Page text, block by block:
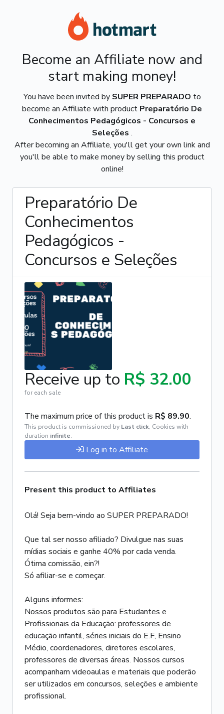
Become an Affiliate now and
start making money!
You have been invited by SUPER PREPARADO to
become an Affiliate with product Preparatório De
Conhecimentos Pedagógicos - Concursos e
Seleções .
After becoming an Affiliate, you'll get your own link and
you'll be able to make money by selling this product
online!
Preparatório De
Conhecimentos
Pedagógicos -
Concursos e Seleções
Receive up to R$ 32.00
for each sale
The maximum price of this product is R$ 89.90.
This product is commissioned by Last click, Cookies with
duration infinite.
Log in to Affiliate
Present this product to Affiliates
Olá! Seja bem-vindo ao SUPER PREPARADO!
Que tal ser nosso afiliado? Divulgue nas suas
mídias sociais e ganhe 40% por cada venda.
Ótima comissão, ein?!
Só afiliar-se e começar.
Alguns informes:
Nossos produtos são para Estudantes e
Profissionais da Educação: professores de
educação infantil, séries iniciais do E.F, Ensino
Médio, coordenadores, diretores escolares,
professores de diversas áreas. Nossos cursos
acompanham videoaulas e materiais que poderão
ser utilizados em concursos, seleções e ambiente
profissional.